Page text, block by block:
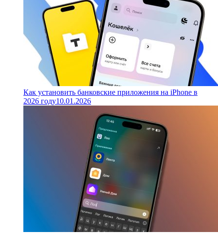
Как установить банковские приложения на iPhone в
2026 году10.01.2026